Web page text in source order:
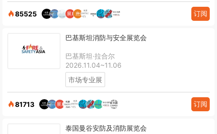
85525 订阅
巴基斯坦消防与安全展览会
巴基斯坦·拉合尔
2026.11.04~11.06
市场专业展
81713 订阅
泰国曼谷安防及消防展览会